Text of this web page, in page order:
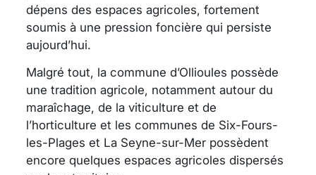
dépens des espaces agricoles, fortement
soumis à une pression foncière qui persiste
aujourd’hui.
Malgré tout, la commune d’Ollioules possède
une tradition agricole, notamment autour du
maraîchage, de la viticulture et de
l’horticulture et les communes de Six-Fours-
les-Plages et La Seyne-sur-Mer possèdent
encore quelques espaces agricoles dispersés